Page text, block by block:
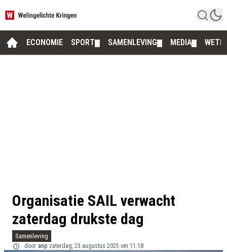
ECONOMIE SPORT SAMENLEVING MEDIA
Organisatie SAIL verwacht
zaterdag drukste dag
Samenleving
door anp zaterdag, 23 augustus 2025 om 11:18